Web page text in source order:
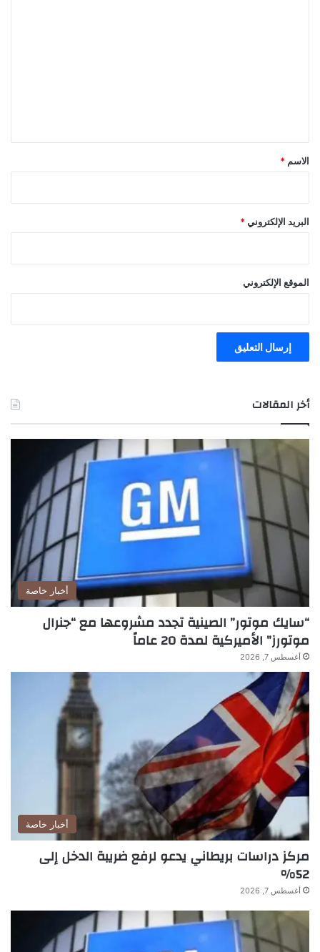
*
الاسم *
البريد الإلكتروني *
الموقع الإلكتروني
أخر المقالات
أخبار خاصة
“سايك موتور” الصينية تجدد مشروعها مع “جنرال
موتورز” الأميركية لمدة 20 عاماً
أغسطس 7, 2026
أخبار خاصة
مركز دراسات بريطاني يدعو لرفع ضريبة الدخل إلى
52%
أغسطس 7, 2026